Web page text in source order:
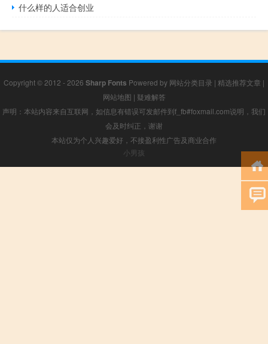
什么样的人适合创业
Copyright © 2012 - 2026 Sharp Fonts Powered by 网站分类目录 | 精选推荐文章 |
网站地图 | 疑难解答
声明：本站内容来自互联网，如信息有错误可发邮件到f_fb#foxmail.com说明，我们
会及时纠正，谢谢
本站仅为个人兴趣爱好，不接盈利性广告及商业合作
小男孩